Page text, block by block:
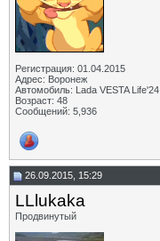
Регистрация: 01.04.2015
Адрес: Воронеж
Автомобиль: Lada VESTA Life'24
Возраст: 48
Сообщений: 5,936
26.09.2015, 15:29
LLlukaka
Продвинутый